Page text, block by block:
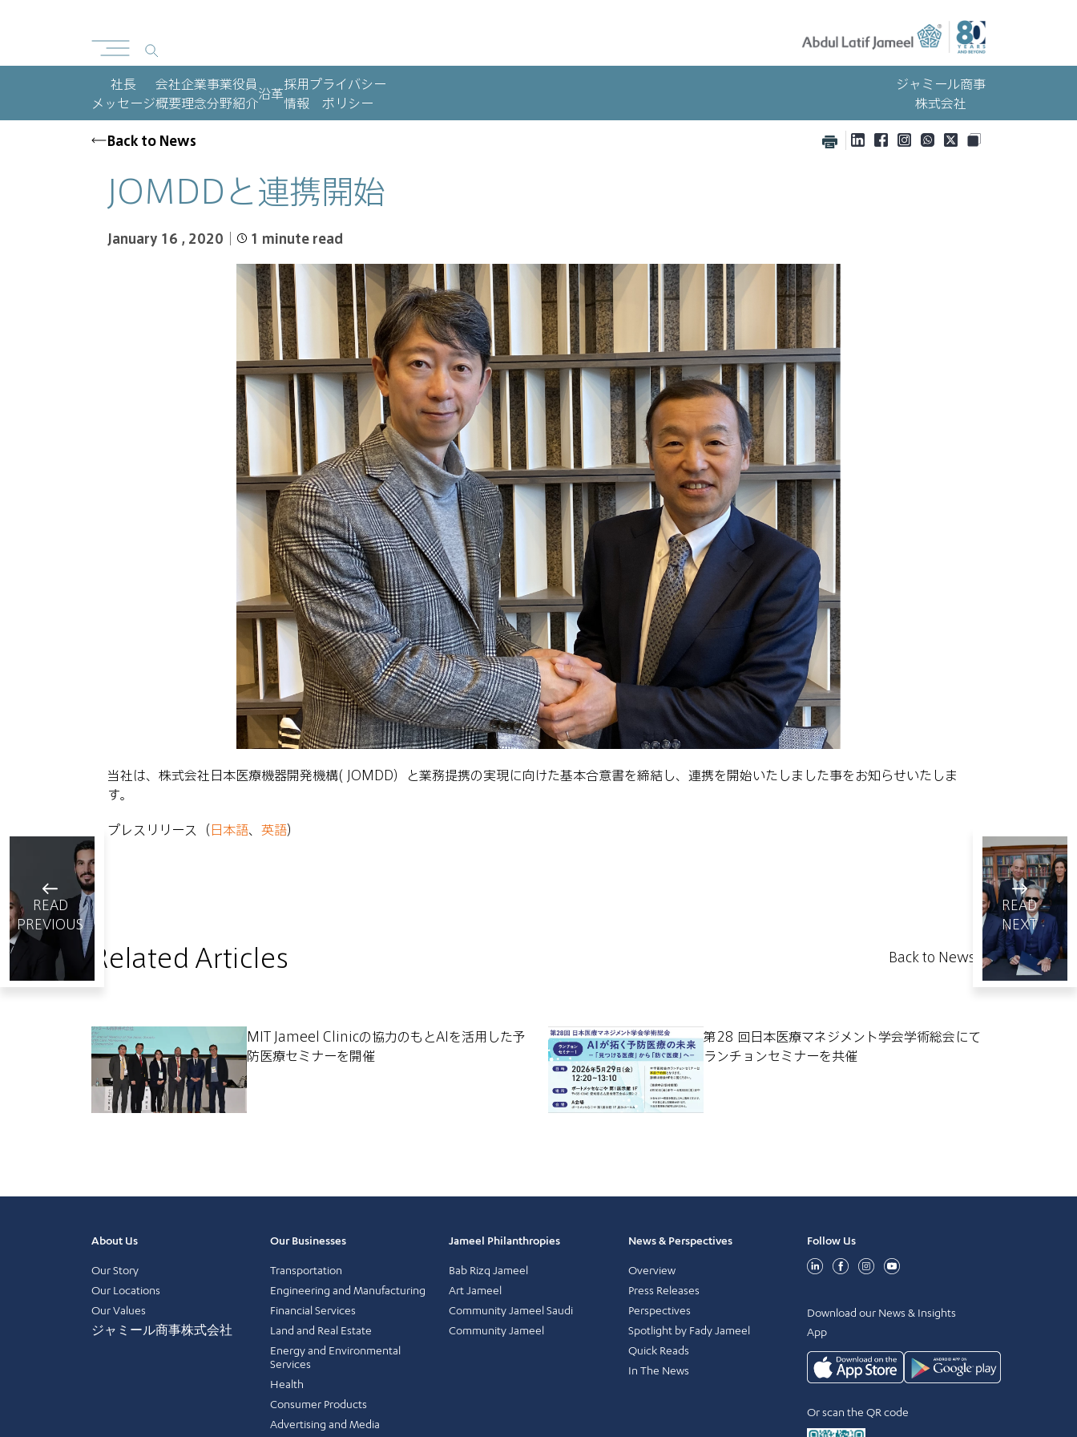
社長
メッセージ
会社
概要
企業
理念
事業
分野
役員
紹介
沿革
採用
情報
プライバシー
ポリシー
ジャミール商事
株式会社
Back to News
READ
PREVIOUS
January 23 , 2020
JOMDDと連携開始
January 16 , 2020 1 minute read
当社は、株式会社日本医療機器開発機構( JOMDD）と業務提携の実現に向けた基本合意書を締結し、連携を開始いたしました事をお知らせいたしま
す。
プレスリリース（日本語、 英語）
READ
NEXT
Related Articles Back to News
MIT Jameel Clinicの協力のもとAIを活用した予
防医療セミナーを開催
第28 回日本医療マネジメント学会学術総会にて
ランチョンセミナーを共催
About Us
Our Story
Our Locations
Our Values
ジャミール商事株式会社
Our Businesses
Transportation
Engineering and Manufacturing
Financial Services
Land and Real Estate
Energy and Environmental
Services
Health
Consumer Products
Advertising and Media
Jameel Philanthropies
Bab Rizq Jameel
Art Jameel
Community Jameel Saudi
Community Jameel
News & Perspectives
Overview
Press Releases
Perspectives
Spotlight by Fady Jameel
Quick Reads
In The News
Follow Us
Download our News & Insights
App
Or scan the QR code